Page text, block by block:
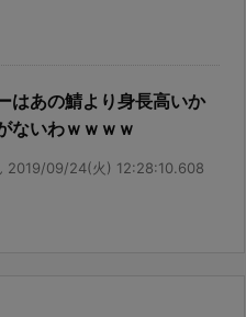
はあの鯖より身長高いか
ないわｗｗｗｗ
2019/09/24(火) 12:28:10.608